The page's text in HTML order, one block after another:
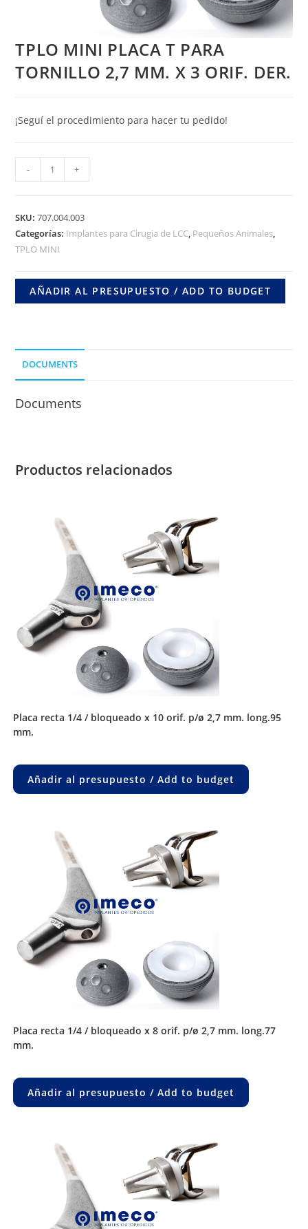
TPLO MINI PLACA T PARA
TORNILLO 2,7 MM. X 3 ORIF. DER.
¡Seguí el procedimiento para hacer tu pedido!
MINI
T
PARA
TORNILLO
MM.
X
DER.
cantidad
- +
SKU:707.004.003
Categorías: Implantes para Cirugia de LCC, Pequeños Animales,
TPLO MINI
AÑADIR AL PRESUPUESTO / ADD TO BUDGET
DOCUMENTS
Documents
Productos relacionados
placa recta 1/4 / bloqueado x 10 orif. p/ø 2,7 mm. long.95
mm.
Añadir al presupuesto / Add to budget
placa recta 1/4 / bloqueado x 8 orif. p/ø 2,7 mm. long.77
mm.
Añadir al presupuesto / Add to budget